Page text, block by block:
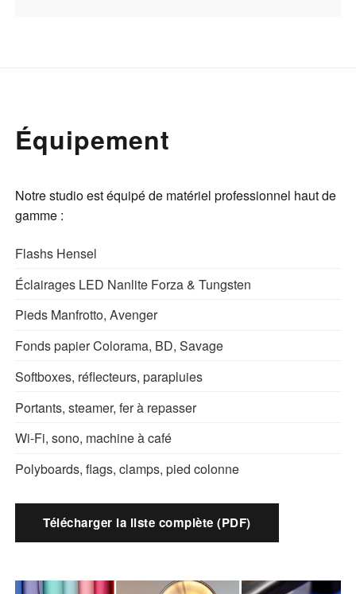
Équipement
Notre studio est équipé de matériel professionnel haut de
gamme :
Flashs Hensel
Éclairages LED Nanlite Forza & Tungsten
Pieds Manfrotto, Avenger
Fonds papier Colorama, BD, Savage
Softboxes, réflecteurs, parapluies
Portants, steamer, fer à repasser
Wi-Fi, sono, machine à café
Polyboards, flags, clamps, pied colonne
Télécharger la liste complète (PDF)